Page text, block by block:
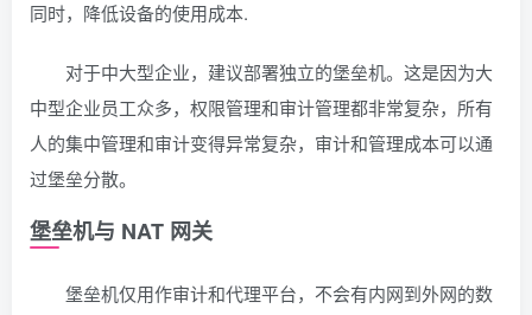
同时，降低设备的使用成本.
对于中大型企业，建议部署独立的堡垒机。这是因为大
中型企业员工众多，权限管理和审计管理都非常复杂，所有
人的集中管理和审计变得异常复杂，审计和管理成本可以通
过堡垒分散。
堡垒机与 NAT 网关
堡垒机仅用作审计和代理平台，不会有内网到外网的数